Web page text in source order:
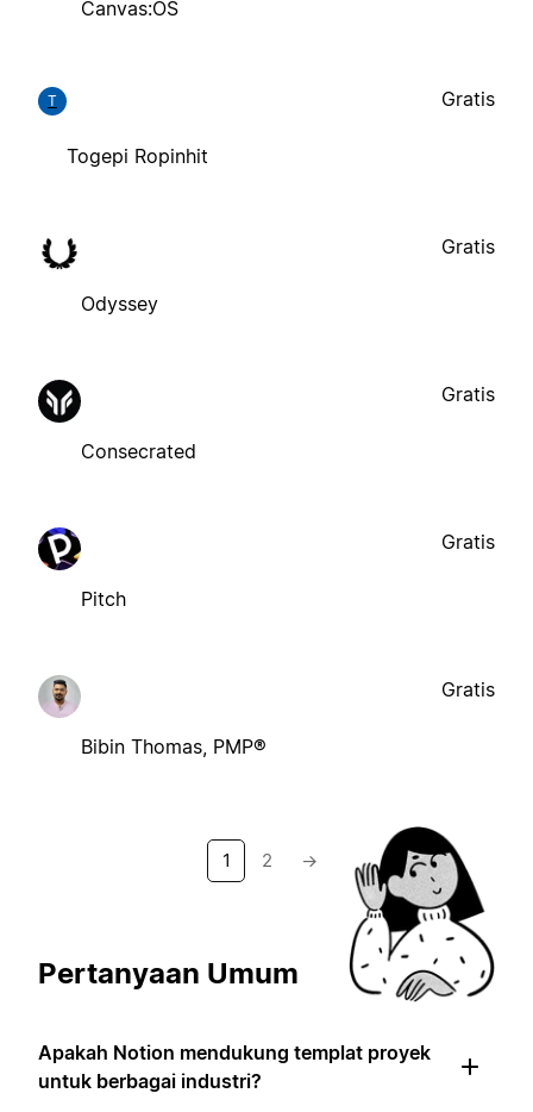
Canvas:OS
T
Togepi Ropinhit
Gratis
Odyssey
Gratis
Consecrated
Gratis
Pitch
Gratis
Bibin Thomas, PMP®
Gratis
1 2 →
Pertanyaan Umum
Apakah Notion mendukung templat proyek
untuk berbagai industri?